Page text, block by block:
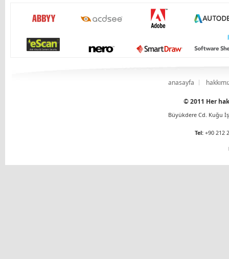
anasayfa
© 2011 Her
Büyükdere Cd. Kuğu
Tel: +90 212